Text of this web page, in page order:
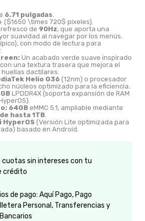
6.71 pulgadas
($1650 \times 720$ píxeles).
refresco de 90Hz, que aporta una
suavidad al navegar por los menús.
con modo de lectura para
Un acabado verde suave inspirado
una textura trasera que mejora el
dactilares.
Helio G36 (12nm) o procesador
núcleos optimizado para la eficiencia.
LPDDR4X (soporta expansión de RAM
64GB eMMC 5.1, ampliable mediante
hasta 1TB
HyperOS (Versión Lite optimizada para
basado en Android.
cuotas sin intereses con tu
crédito
de pago: Aquí Pago, Pago
Personal, Transferencias y